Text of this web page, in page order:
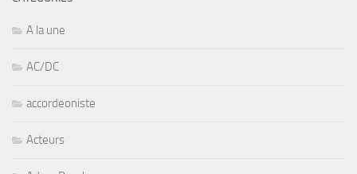
A la une
AC/DC
accordeoniste
Acteurs